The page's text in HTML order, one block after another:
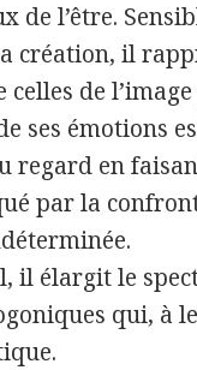
de l’être.
création, il
celles de
ses émotions
en
par la
il élargit le
qui, à